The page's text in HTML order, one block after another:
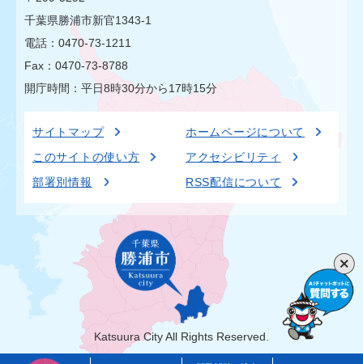
千葉県勝浦市新官1343-1
電話：0470-73-1211
Fax：0470-73-8788
開庁時間：平日8時30分から17時15分
サイトマップ
ホームページについて
このサイトの使い方
アクセシビリティ
部署別情報
RSS配信について
Katsuura City All Rights Reserved.